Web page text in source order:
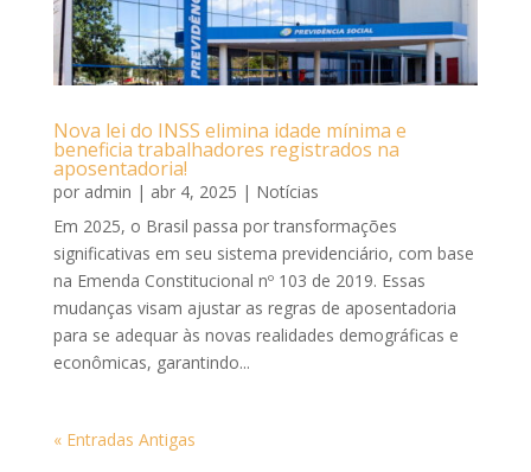
Nova lei do INSS elimina idade mínima e
beneficia trabalhadores registrados na
aposentadoria!
por admin | abr 4, 2025 | Notícias
Em 2025, o Brasil passa por transformações
significativas em seu sistema previdenciário, com base
na Emenda Constitucional nº 103 de 2019. Essas
mudanças visam ajustar as regras de aposentadoria
para se adequar às novas realidades demográficas e
econômicas, garantindo...
« Entradas Antigas